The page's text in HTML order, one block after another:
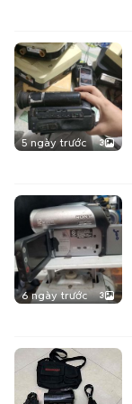
5 ngày trước 3
6 ngày trước 3